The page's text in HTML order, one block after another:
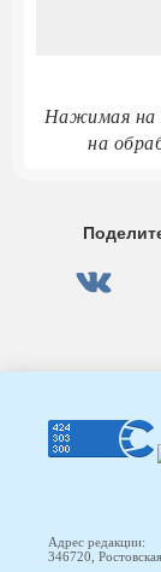
Нажимая на
на
Адрес редакции:
346720,